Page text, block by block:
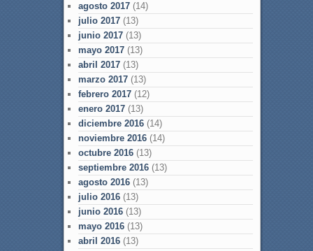
agosto 2017(14)
julio 2017(13)
junio 2017(13)
mayo 2017(13)
abril 2017(13)
marzo 2017(13)
febrero 2017(12)
enero 2017(13)
diciembre 2016(14)
noviembre 2016(14)
octubre 2016(13)
septiembre 2016(13)
agosto 2016(13)
julio 2016(13)
junio 2016(13)
mayo 2016(13)
abril 2016(13)